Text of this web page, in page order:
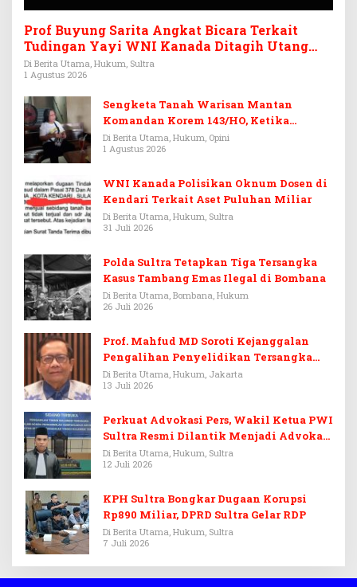
Prof Buyung Sarita Angkat Bicara Terkait
Tudingan Yayi WNI Kanada Ditagih Utang
Rp3,6 Miliar
Di Berita Utama, Hukum, Sultra
1 Agustus 2026
Sengketa Tanah Warisan Mantan
Komandan Korem 143/HO, Ketika
Warisan Menjadi Arena Pemerasan
Di Berita Utama, Hukum, Opini
1 Agustus 2026
WNI Kanada Polisikan Oknum Dosen di
Kendari Terkait Aset Puluhan Miliar
Di Berita Utama, Hukum, Sultra
31 Juli 2026
Polda Sultra Tetapkan Tiga Tersangka
Kasus Tambang Emas Ilegal di Bombana
Di Berita Utama, Bombana, Hukum
26 Juli 2026
Prof. Mahfud MD Soroti Kejanggalan
Pengalihan Penyelidikan Tersangka
Febrie Adriansyah
Di Berita Utama, Hukum, Jakarta
13 Juli 2026
Perkuat Advokasi Pers, Wakil Ketua PWI
Sultra Resmi Dilantik Menjadi Advokat
PERADI
Di Berita Utama, Hukum, Sultra
12 Juli 2026
KPH Sultra Bongkar Dugaan Korupsi
Rp890 Miliar, DPRD Sultra Gelar RDP
Di Berita Utama, Hukum, Sultra
7 Juli 2026